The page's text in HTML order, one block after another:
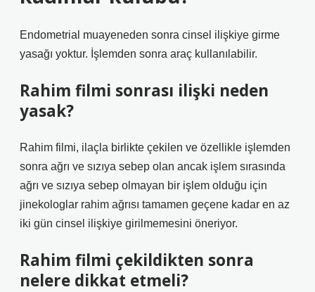
Endometrial muayeneden sonra cinsel ilişkiye girme
yasağı yoktur. İşlemden sonra araç kullanılabilir.
Rahim filmi sonrası ilişki neden
yasak?
Rahim filmi, ilaçla birlikte çekilen ve özellikle işlemden
sonra ağrı ve sızıya sebep olan ancak işlem sırasında
ağrı ve sızıya sebep olmayan bir işlem olduğu için
jinekologlar rahim ağrısı tamamen geçene kadar en az
iki gün cinsel ilişkiye girilmemesini öneriyor.
Rahim filmi çekildikten sonra
nelere dikkat etmeli?